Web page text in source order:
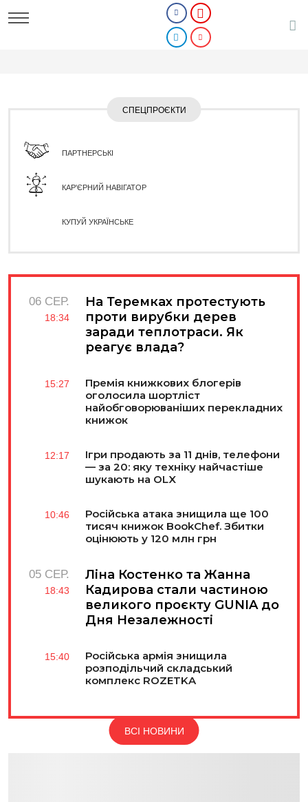
СПЕЦПРОЄКТИ
ПАРТНЕРСЬКІ
КАР'ЄРНИЙ НАВІГАТОР
КУПУЙ УКРАЇНСЬКЕ
06 СЕР.
18:34
На Теремках протестують
проти вирубки дерев
заради теплотраси. Як
реагує влада?
15:27
Премія книжкових блогерів
оголосила шортліст
найобговорюваніших перекладних
книжок
12:17
Ігри продають за 11 днів, телефони
— за 20: яку техніку найчастіше
шукають на OLX
10:46
Російська атака знищила ще 100
тисяч книжок BookChef. Збитки
оцінюють у 120 млн грн
05 СЕР.
18:43
Ліна Костенко та Жанна
Кадирова стали частиною
великого проєкту GUNIA до
Дня Незалежності
15:40
Російська армія знищила
розподільчий складський
комплекс ROZETKA
ВСІ НОВИНИ